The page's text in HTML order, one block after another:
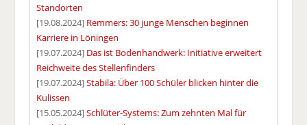
Standorten
[19.08.2024] Remmers: 30 junge Menschen beginnen
Karriere in Löningen
[19.07.2024] Das ist Bodenhandwerk: Initiative erweitert
Reichweite des Stellenfinders
[19.07.2024]Stabila: Über 100 Schüler blicken hinter die
Kulissen
[15.05.2024]Schlüter-Systems: Zum zehnten Mal für